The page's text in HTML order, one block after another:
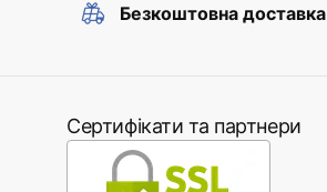
Безкоштовна доставка
Сертифікати та партнери